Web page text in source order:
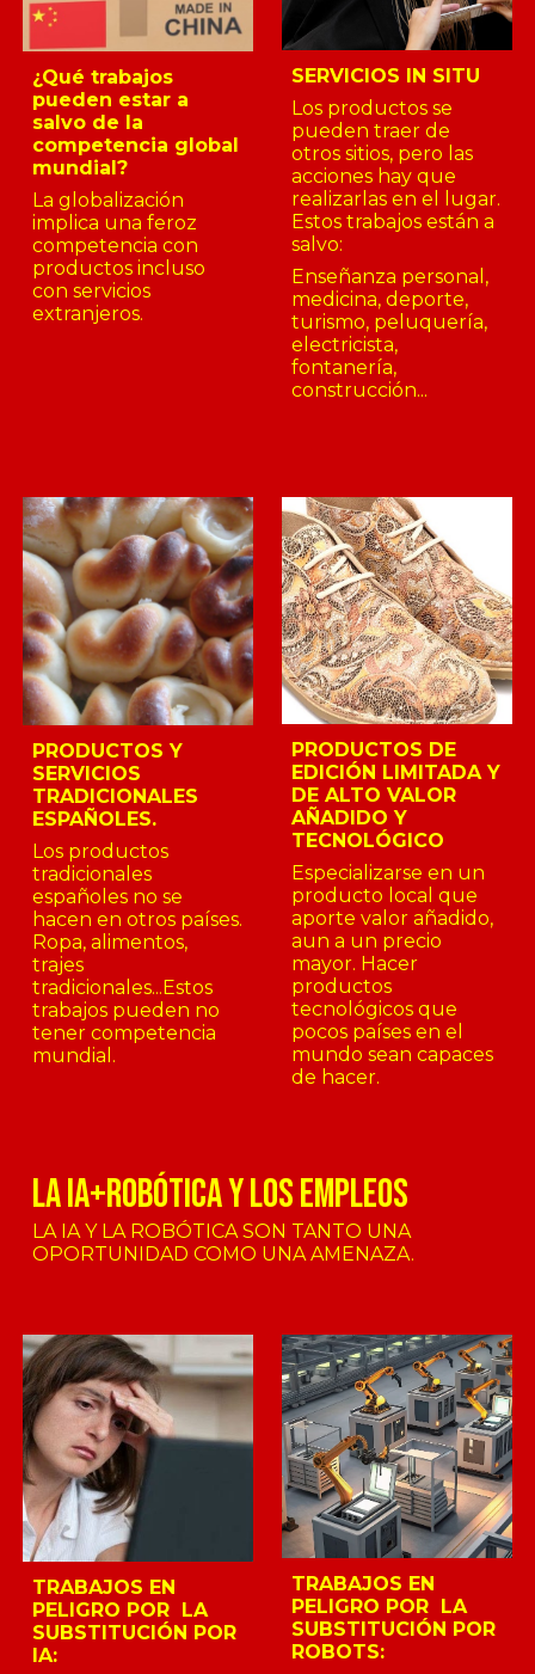
¿Qué trabajos
pueden estar a
salvo de la
competencia global
mundial?
La globalización
implica una feroz
competencia con
productos incluso
con servicios
extranjeros.
SERVICIOS
IN SITU
Los productos se
pueden traer de
otros sitios, pero las
acciones hay que
realizarlas en el lugar.
Estos trabajos están a
salvo:
Enseñanza personal,
medicina, deporte,
turismo, peluquería,
electricista,
fontanería,
construcción...
PRODUCTOS Y
SERVICIOS
TRADICIONALES
ESPAÑOLES.
Los productos
tradicionales
españoles no se
hacen en otros países.
Ropa, alimentos,
trajes
tradicionales...Estos
trabajos pueden no
tener competencia
mundial.
PRODUCTOS DE
EDICIÓN LIMITADA Y
DE ALTO VALOR
AÑADIDO Y
TECNOLÓGICO
Especializarse en un
producto local que
aporte valor añadido,
aun a un precio
mayor. Hacer
productos
tecnológicos que
pocos países en el
mundo sean capaces
de hacer.
LA IA+robótica Y LOS EMPLEOS
LA IA Y LA ROBÓTICA SON TANTO UNA
OPORTUNIDAD COMO UNA AMENAZA.
TRABAJOS EN
PELIGRO POR LA
SUBSTITUCIÓN POR
IA:
TRABAJOS EN
PELIGRO POR LA
SUBSTITUCIÓN POR
ROBOTS: